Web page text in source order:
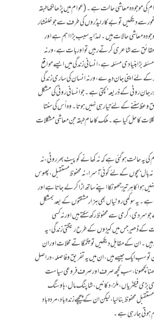
موجودہ معاشی حالت ہے۔ (عوام میں پڑھا لکھا طبقہ
سے دیکھیں تو بے کار لیڈرو ں کی طرف سے جو خلفشار
معاشی حالات ہیں۔ لہذا یہ سبب بڑا اہم ہے اور
سے شاعری کرتے رہیں تو اور بات ہے، ورنہ
بڑا بنیاد ی مسئلہ ہے،انسانی زندگی میں ایسے مواقع
کے لئے اپنی جان دیدے، ورنہ انسان کی ساری زندگی
جان روٹی کے ذریعہ بچتی ہے۔ جو انسانی روٹی کی مشکل
وعظ سننے کے لئے تیار ہی نہیں ہوتا۔ وہ اُس کی سنتا
کا حل کیا ہے۔ ملک کا عام طبقہ جن معاشی مشکلات
کی یہ حالت ہوگئی ہے کہ نہ کھانے کو پیٹ بھر روٹی، نہ
بال بچوں کے لئے کوئی آسرا، نہ محفوظ مستقبل، پھوس
ہوا کا ہر تیز جھونکا اپنے ساتھ اڑا کر لے جاتا ہے او ر
ہے۔یہ سوکھی روٹیاں بھی ہزار مشقتوں کے بعد بمشکل
سردی، گرمی سے محفوظ رکھ سکتے ہیں اور نہ کسی
کے ڈھیر جس میں کیڑوں کے طرح رینگتی زندگی، یہ
ان کے مقابل دیکھیں تو جگمگاتے محلات اور ان
سب ایک جیسے ہیں، ان میں یہ تفریق و فاصلہ، دراصل
بچھونا، سب کچھ صرف اور صرف فروعی سیاست
فیکٹریاں، ملز، دکانیں، شاپنگ مال، ہاوسنگ
محفوظ بنا لیا، لیکن ان کے پیچھے زندہ باد، مردہ باد
ہوتی جا رہی ہے۔